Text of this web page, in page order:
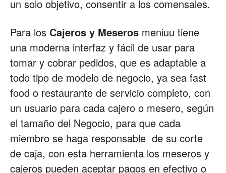
un solo objetivo, consentir a los comensales.
Para los Cajeros y Meseros meniuu tiene
una moderna interfaz y fácil de usar para
tomar y cobrar pedidos, que es adaptable a
todo tipo de modelo de negocio, ya sea fast
food o restaurante de servicio completo, con
un usuario para cada cajero o mesero, según
el tamaño del Negocio, para que cada
miembro se haga responsable de su corte
de caja, con esta herramienta los meseros y
cajeros pueden aceptar pagos en efectivo o